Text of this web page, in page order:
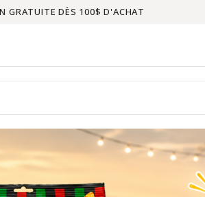
GRATUITE DÈS 100$ D'ACHAT